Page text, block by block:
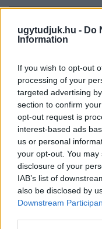
ugytudjuk.hu - Do
Information
If you wish to opt-out
processing of your
targeted advertising
section to confirm
opt-out request is
interest-based ads
us or personal
your opt-out. You
disclosure of your
IAB’s list of
also be disclosed by
Downstream
INFLÁCIÓ
már csökkent.